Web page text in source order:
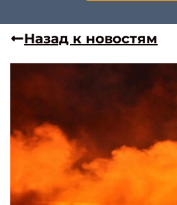
Назад к новостям